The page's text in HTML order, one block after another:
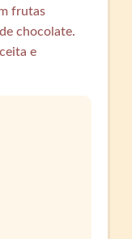
frutas
chocolate.
e